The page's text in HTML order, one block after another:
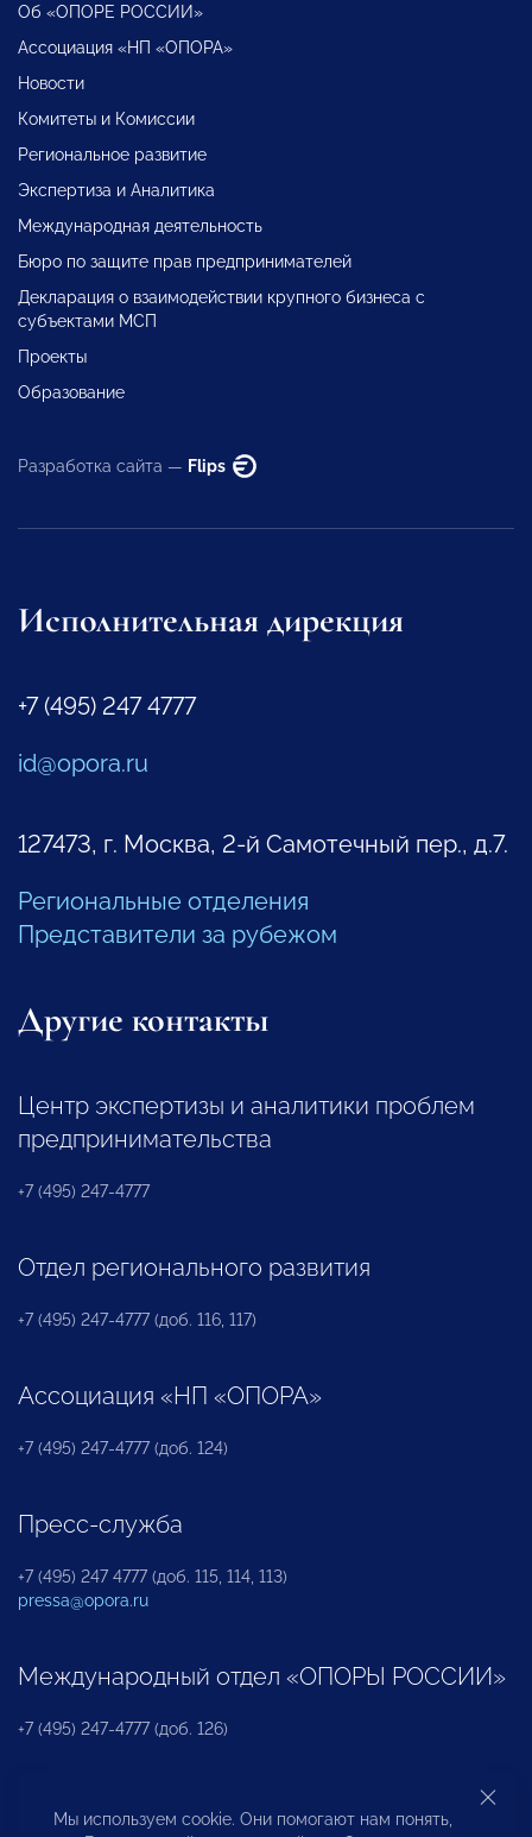
Об «ОПОРЕ РОССИИ»
Ассоциация «НП «ОПОРА»
Новости
Комитеты и Комиссии
Региональное развитие
Экспертиза и Аналитика
Международная деятельность
Бюро по защите прав предпринимателей
Декларация о взаимодействии крупного бизнеса с
субъектами МСП
Проекты
Образование
Разработка сайта — Flips
Исполнительная дирекция
+7 (495) 247 4777
id@opora.ru
127473, г. Москва, 2-й Самотечный пер., д.7.
Региональные отделения
Представители за рубежом
Другие контакты
Центр экспертизы и аналитики проблем
предпринимательства
+7 (495) 247-4777
Отдел регионального развития
+7 (495) 247-4777 (доб. 116, 117)
Ассоциация «НП «ОПОРА»
+7 (495) 247-4777 (доб. 124)
Пресс-служба
+7 (495) 247 4777 (доб. 115, 114, 113)
pressa@opora.ru
Международный отдел «ОПОРЫ РОССИИ»
+7 (495) 247-4777 (доб. 126)
Бюро по защите прав предпринимателей и
Мы используем cookie. Они помогают нам понять,